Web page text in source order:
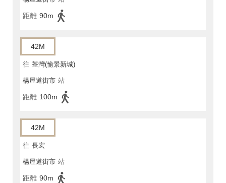
距離 90m
42M
往 荃灣(愉景新城)
楊屋道街市 站
距離 100m
42M
往 長宏
楊屋道街市 站
距離 90m